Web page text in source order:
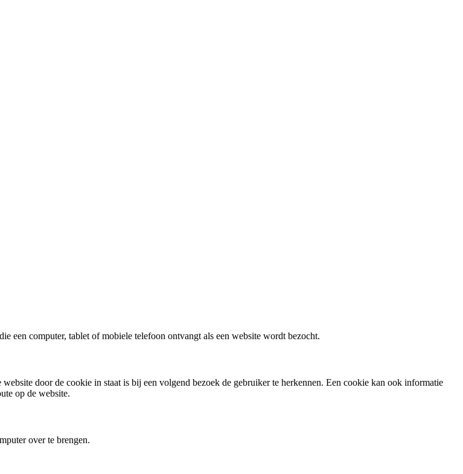
een computer, tablet of mobiele telefoon ontvangt als een website wordt bezocht.
door de cookie in staat is bij een volgend bezoek de gebruiker te herkennen. Een cookie kan ook informatie
op de website.
over te brengen.